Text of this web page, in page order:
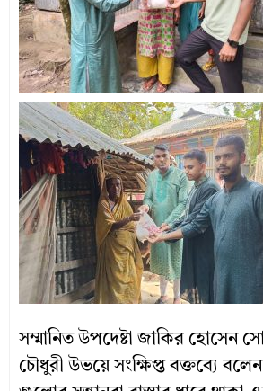
সম্মানিত উপদেষ্টা জাকির হোসেন
চৌধুরী উভয়ে সংক্ষিপ্ত বক্তব্যে